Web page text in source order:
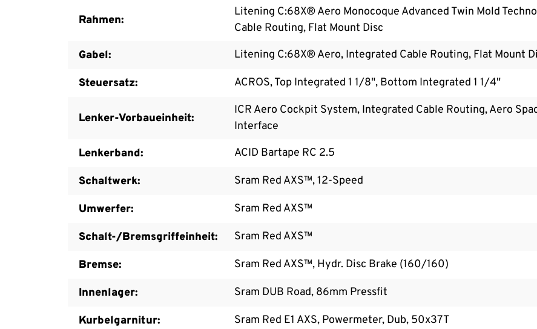
Rahmen:
Litening C:68X® Aero Monocoque Advanced Twin Mold
Cable Routing, Flat Mount Disc
Gabel:
Litening C:68X® Aero, Integrated Cable Routing, Flat Mount
Steuersatz: ACROS, Top Integrated 1 1/8", Bottom Integrated 1 1/4"
Lenker-Vorbaueinheit:
ICR Aero Cockpit System, Integrated Cable Routing, Aero
Interface
Lenkerband:
ACID Bartape RC 2.5
Schaltwerk: Sram Red AXS™, 12-Speed
Umwerfer: Sram Red AXS™
Schalt-/Bremsgriffeinheit: Sram Red AXS™
Bremse: Sram Red AXS™, Hydr. Disc Brake (160/160)
Innenlager: Sram DUB Road, 86mm Pressfit
Kurbelgarnitur: Sram Red E1 AXS, Powermeter, Dub, 50x37T